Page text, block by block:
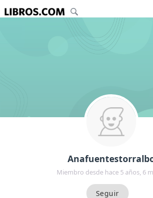
Miembro desde hace 5 años, 6